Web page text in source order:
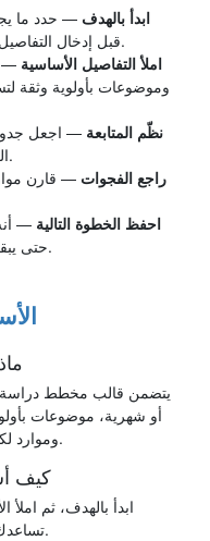
ابدأ بالهدف — حدد ما
قبل إدخال التفاصيل، ثم اربطه بـفترة الدراسة والهدف.
املأ التفاصيل الأساسية —
وموضوعات بأولوية وثقة
نظّم المتابعة — اجعل
الرجوع إلى القالب بعد يوم أو أسبوع.
راجع الفجوات — قارن
احفظ الخطوة التالية —
حتى يبقى قالب مخطط دراسة قابلا للتنفيذ.
يتضمن قالب مخطط دراسة
أو شهرية، موضوعات
وموارد لكل موضوع حتى تبقى المعلومات منظمة.
كيف
ابدأ بالهدف، ثم
تساعدك على اتخاذ قرار أو متابعة خطوة عملية.